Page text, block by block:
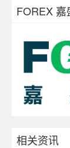
FOREX 嘉
相关资讯